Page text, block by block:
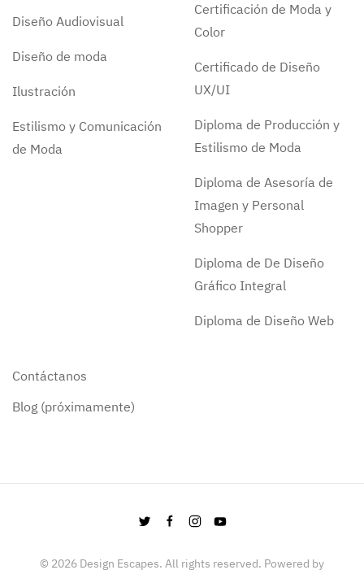
Diseño Audiovisual
Diseño de moda
Ilustración
Estilismo y Comunicación
de Moda
Certificación de Moda y
Color
Certificado de Diseño
UX/UI
Diploma de Producción y
Estilismo de Moda
Diploma de Asesoría de
Imagen y Personal
Shopper
Diploma de De Diseño
Gráfico Integral
Diploma de Diseño Web
Contáctanos
Blog (próximamente)
© 2026 Design Escapes. All rights reserved. Powered by